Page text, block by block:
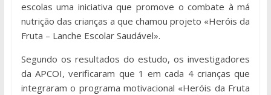
escolas uma iniciativa que promove o combate à má
nutrição das crianças a que chamou projeto «Heróis da
Fruta – Lanche Escolar Saudável».
Segundo os resultados do estudo, os investigadores
da APCOI, verificaram que 1 em cada 4 crianças que
integraram o programa motivacional «Heróis da Fruta